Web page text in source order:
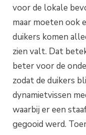
voor de lokale
maar moeten ook
duikers komen
zien valt. Dat
beter voor de
zodat de duikers
dynamietvissen
waarbij er een
gegooid werd.